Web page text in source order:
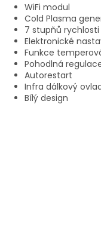
WiFi modul
Cold Plasma
7 stupňů
Elektronické
Funkce
Pohodlná
Autorestart
Infra dálkový
Bílý design